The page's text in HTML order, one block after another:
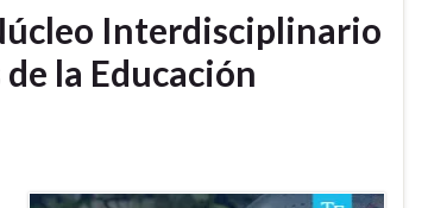
Interdisciplinario
la Educación